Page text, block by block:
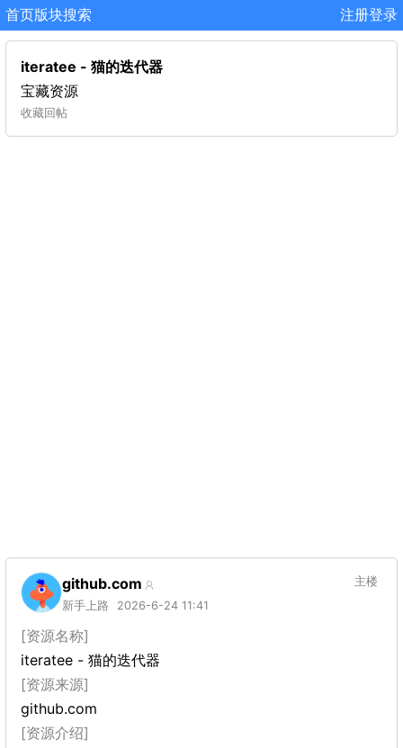
首页版块搜索 注册登录
iteratee - 猫的迭代器
宝藏资源
收藏回帖
github.com
新手上路 2026-6-24 11:41
主楼
[资源名称]
iteratee - 猫的迭代器
[资源来源]
github.com
[资源介绍]